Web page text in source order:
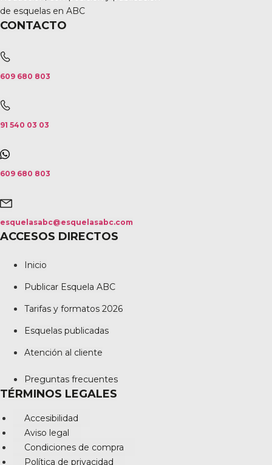
de esquelas en ABC
CONTACTO
609 680 803
91 540 03 03
609 680 803
esquelasabc@esquelasabc.com
ACCESOS DIRECTOS
Inicio
Publicar Esquela ABC
Tarifas y formatos 2026
Esquelas publicadas
Atención al cliente
Preguntas frecuentes
TÉRMINOS LEGALES
Accesibilidad
Aviso legal
Condiciones de compra
Política de privacidad